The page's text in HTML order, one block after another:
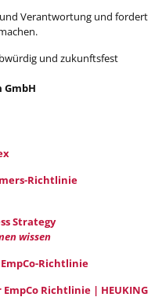
Verantwortung und fordert
und zukunftsfest
Richtlinie
Strategy
wissen
Richtlinie
Richtlinie | HEUKING